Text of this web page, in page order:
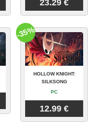
23.29 €
HOLLOW KNIGHT:
SILKSONG
PC
12.99 €
-35%